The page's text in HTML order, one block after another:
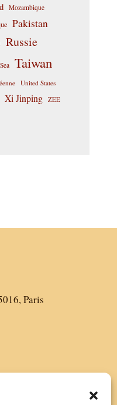
Mozambique
Pakistan
Russie
Taiwan
United States
Xi Jinping ZEE
Paris